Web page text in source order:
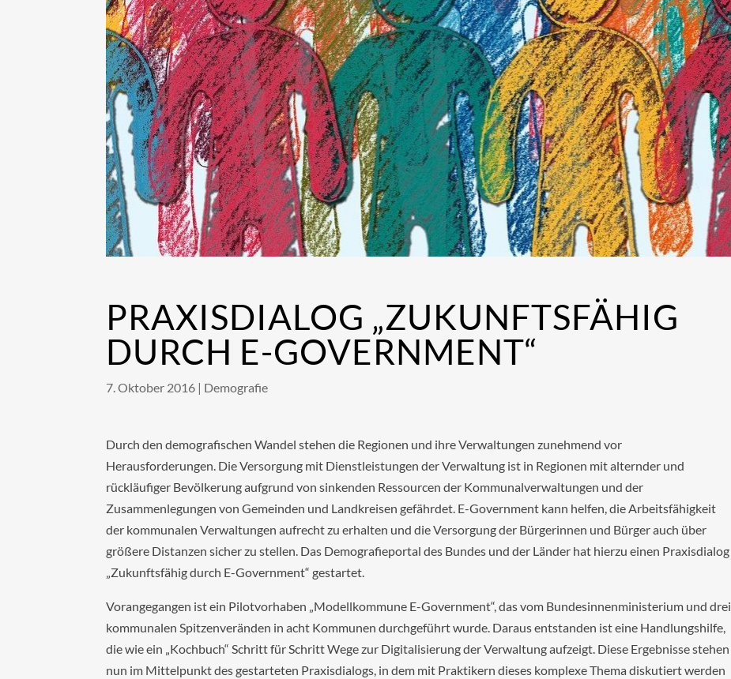
PRAXISDIALOG „ZUKUNFTSFÄHIG
DURCH E-GOVERNMENT“
7. Oktober 2016 | Demografie
Durch den demografischen Wandel stehen die Regionen und ihre Verwaltungen zunehmend vor
Herausforderungen. Die Versorgung mit Dienstleistungen der Verwaltung ist in Regionen mit alternder und
rückläufiger Bevölkerung aufgrund von sinkenden Ressourcen der Kommunalverwaltungen und der
Zusammenlegungen von Gemeinden und Landkreisen gefährdet. E-Government kann helfen, die Arbeitsfähigkeit
der kommunalen Verwaltungen aufrecht zu erhalten und die Versorgung der Bürgerinnen und Bürger auch über
größere Distanzen sicher zu stellen. Das Demografieportal des Bundes und der Länder hat hierzu einen Praxisdialog
„Zukunftsfähig durch E-Government“ gestartet.
Vorangegangen ist ein Pilotvorhaben „Modellkommune E-Government“, das vom Bundesinnenministerium und drei
kommunalen Spitzenveränden in acht Kommunen durchgeführt wurde. Daraus entstanden ist eine Handlungshilfe,
die wie ein „Kochbuch“ Schritt für Schritt Wege zur Digitalisierung der Verwaltung aufzeigt. Diese Ergebnisse stehen
nun im Mittelpunkt des gestarteten Praxisdialogs, in dem mit Praktikern dieses komplexe Thema diskutiert werden